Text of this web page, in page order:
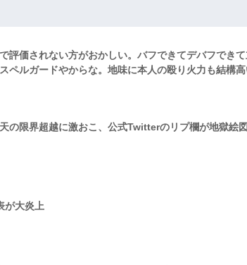
評価されない方がおかしい。バフできてデバフでき
ペルガードやからな。地味に本人の殴り火力も結構高
の限界超越に激おこ、公式Twitterのリプ欄が地獄絵
が大炎上